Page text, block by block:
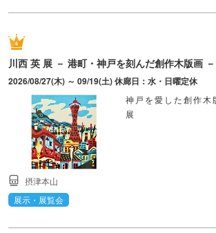
川西 英 展 － 港町・神戸を刻んだ創作木版画 －
2026/08/27(木) ～ 09/19(土) 休廊日：水・日曜定休
神戸を愛した創作木
展
摂津本山
展示・展覧会